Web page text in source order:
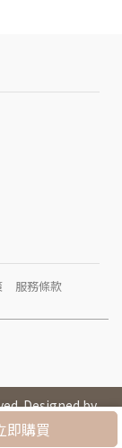
即購買
服務條款
Designed by